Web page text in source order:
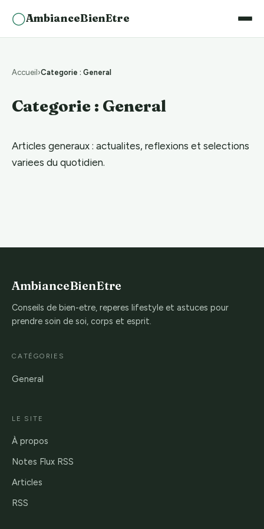
◯AmbianceBienEtre
Accueil Categorie : General
Categorie : General
Articles generaux : actualites, reflexions et selections
variees du quotidien.
AmbianceBienEtre
Conseils de bien-etre, reperes lifestyle et astuces pour
prendre soin de soi, corps et esprit.
CATÉGORIES
General
LE SITE
À propos
Notes Flux RSS
Articles
RSS